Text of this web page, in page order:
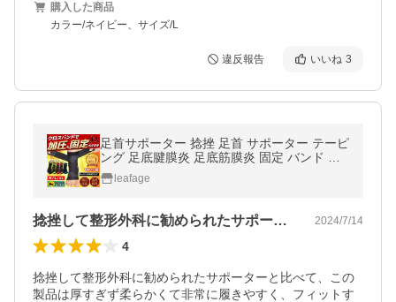
購入した商品
カラー/ネイビー、サイズ/L
違反報告 いいね 3
足首サポーター 捻挫 足首 サポーター テーピ
ング 足底腱膜炎 足底筋膜炎 固定 バンド ベ
ルト 爆買
leafage
捻挫して整形外科に勧められたサポーター… 2024/7/14
4
捻挫して整形外科に勧められたサポーターと比べて、この
製品は厚すぎず柔らかくて非常に履きやすく、フィットす